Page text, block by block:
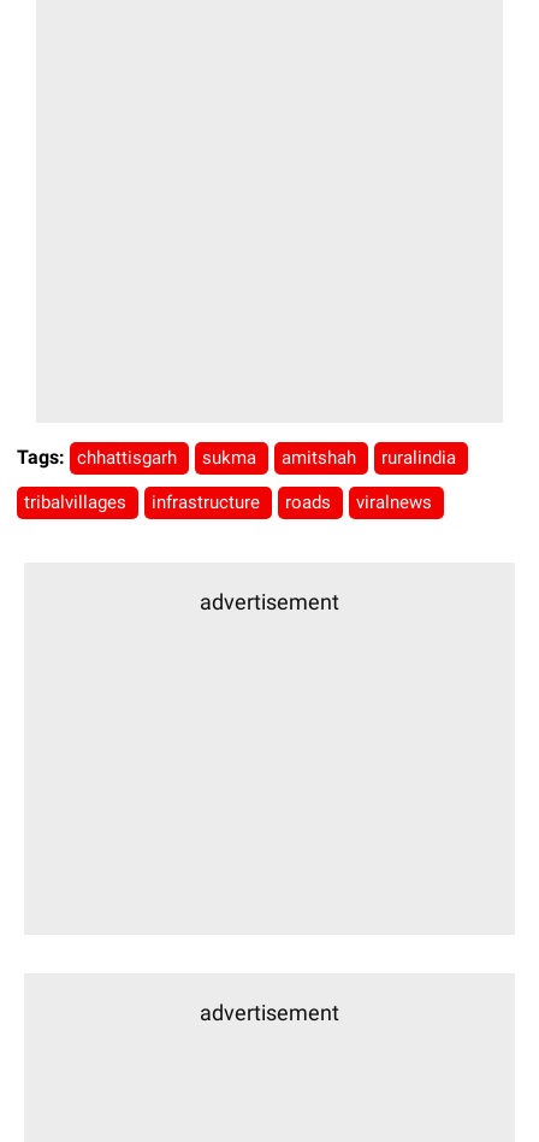
Tags: chhattisgarh sukma amitshah ruralindia
tribalvillages infrastructure roads viralnews
advertisement
advertisement